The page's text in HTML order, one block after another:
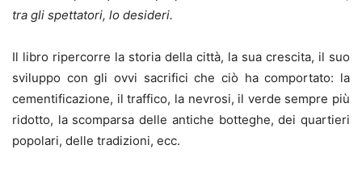
tra gli spettatori, lo desideri.
Il libro ripercorre la storia della città, la sua crescita, il suo
sviluppo con gli ovvi sacrifici che ciò ha comportato: la
cementificazione, il traffico, la nevrosi, il verde sempre più
ridotto, la scomparsa delle antiche botteghe, dei quartieri
popolari, delle tradizioni, ecc.